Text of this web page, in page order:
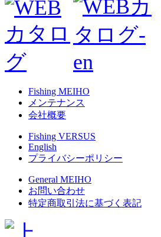
Fishing MEIHO
メンテナンス
会社概要
Fishing VERSUS
English
プライバシーポリシー
General MEIHO
お問い合わせ
特定商取引法に基づく表記